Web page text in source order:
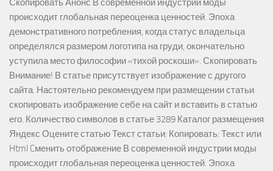
Скопировать Анонс В современной индустрии моды
происходит глобальная переоценка ценностей. Эпоха
демонстративного потребления, когда статус владельца
определялся размером логотипа на груди, окончательно
уступила место философии «тихой роскоши». Скопировать
Внимание! В статье присутствует изображение с другого
сайта. Настоятельно рекомендуем при размещении статьи
скопировать изображение себе на сайт и вставить в статью
его. Количество символов в статье 3289 Каталог размещения
Яндекс Оцените статью Текст статьи: Копировать: Текст или
Html Cменить отображение В современной индустрии моды
происходит глобальная переоценка ценностей. Эпоха